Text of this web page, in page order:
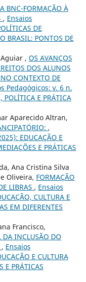
BNC-FORMAÇÃO À
, Ensaios
DE
BRASIL: PONTOS DE
, OS AVANÇOS
DOS ALUNOS
CONTEXTO DE
Pedagógicos: v. 6 n.
POLÍTICA E PRÁTICA
Aparecido Altran,
,
EDUCAÇÃO E
E PRÁTICAS
Ana Cristina Silva
Oliveira, FORMAÇÃO
LIBRAS , Ensaios
CULTURA E
EM DIFERENTES
Francisco,
DA INCLUSÃO DO
, Ensaios
E CULTURA
E PRÁTICAS